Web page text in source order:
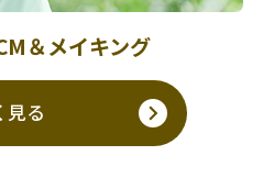
＆メイキング
見る